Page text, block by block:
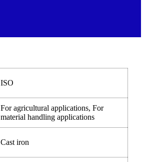
ISO
For agricultural applications, For
material handling applications
Cast iron